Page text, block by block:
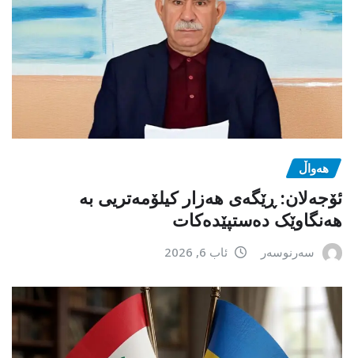
هەواڵ
ئۆجەلان: ڕێگەی هەزار کیلۆمەتریی بە
هەنگاوێک دەستپێدەکات
سەرنوسەر ئاب 6, 2026